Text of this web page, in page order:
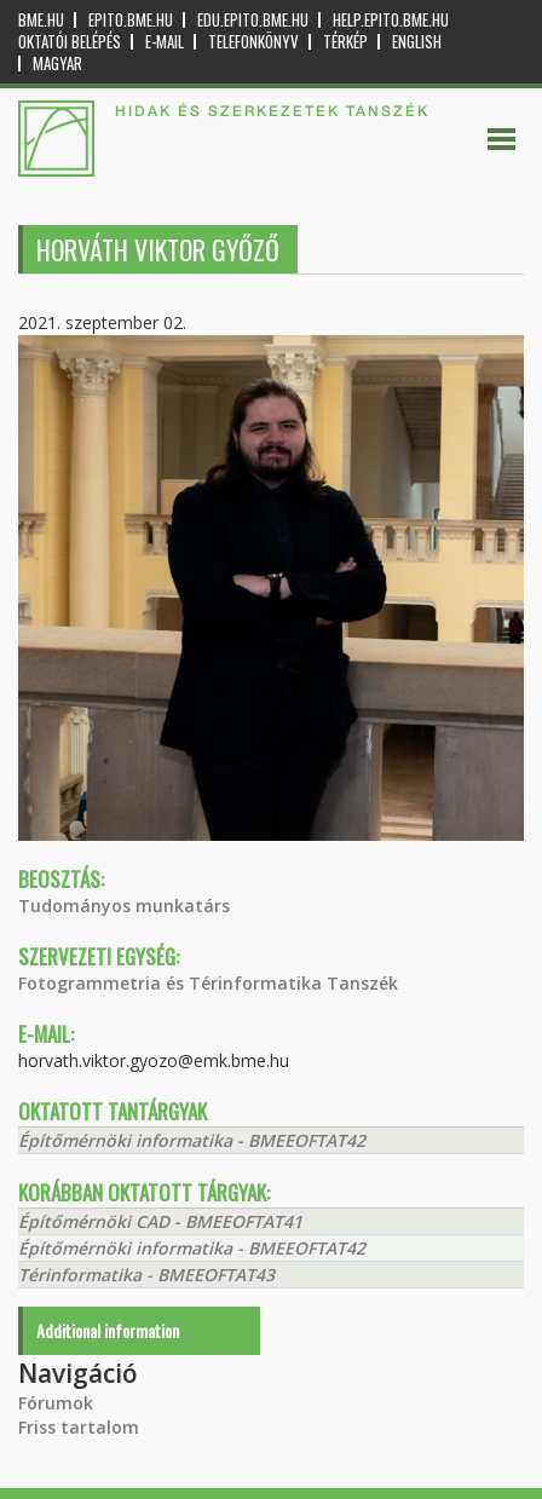
BME.HU EPITO.BME.HU EDU.EPITO.BME.HU
HELP.EPITO.BME.HU
OKTATÓI BELÉPÉS
E-MAIL TELEFONKÖNYV TÉRKÉP
ENGLISH
MAGYAR
HIDAK ÉS SZERKEZETEK TANSZÉK
HORVÁTH VIKTOR GYŐZŐ
2021. szeptember 02.
BEOSZTÁS:
Tudományos munkatárs
SZERVEZETI EGYSÉG:
Fotogrammetria és Térinformatika Tanszék
E-MAIL:
horvath.viktor.gyozo@emk.bme.hu
OKTATOTT TANTÁRGYAK
Építőmérnöki informatika - BMEEOFTAT42
KORÁBBAN OKTATOTT TÁRGYAK:
Építőmérnöki CAD - BMEEOFTAT41
Építőmérnöki informatika - BMEEOFTAT42
Térinformatika - BMEEOFTAT43
Additional information
Navigáció
Fórumok
Friss tartalom